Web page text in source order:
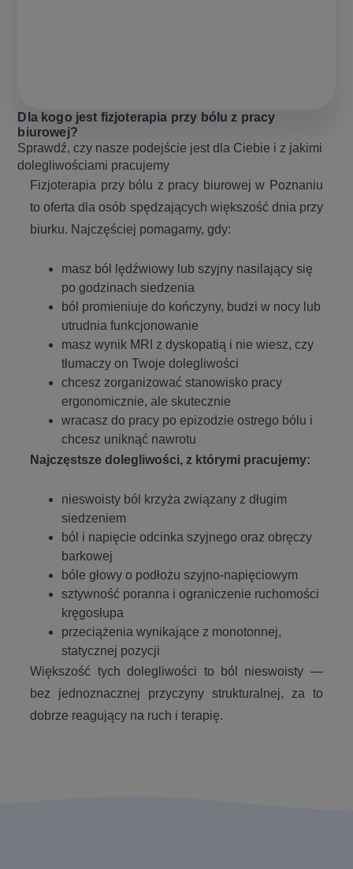
Dla kogo jest fizjoterapia przy bólu z pracy
biurowej?
Sprawdź, czy nasze podejście jest dla Ciebie i z jakimi
dolegliwościami pracujemy
Fizjoterapia przy bólu z pracy biurowej w Poznaniu
to oferta dla osób spędzających większość dnia przy
biurku. Najczęściej pomagamy, gdy:
masz ból lędźwiowy lub szyjny nasilający się
po godzinach siedzenia
ból promieniuje do kończyny, budzi w nocy lub
utrudnia funkcjonowanie
masz wynik MRI z dyskopatią i nie wiesz, czy
tłumaczy on Twoje dolegliwości
chcesz zorganizować stanowisko pracy
ergonomicznie, ale skutecznie
wracasz do pracy po epizodzie ostrego bólu i
chcesz uniknąć nawrotu
Najczęstsze dolegliwości, z którymi pracujemy:
nieswoisty ból krzyża związany z długim
siedzeniem
ból i napięcie odcinka szyjnego oraz obręczy
barkowej
bóle głowy o podłożu szyjno-napięciowym
sztywność poranna i ograniczenie ruchomości
kręgosłupa
przeciążenia wynikające z monotonnej,
statycznej pozycji
Większość tych dolegliwości to ból nieswoisty —
bez jednoznacznej przyczyny strukturalnej, za to
dobrze reagujący na ruch i terapię.